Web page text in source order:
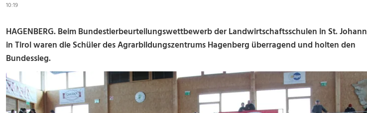
10:19
HAGENBERG. Beim Bundestierbeurteilungswettbewerb der Landwirtschaftsschulen in St. Johann
in Tirol waren die Schüler des Agrarbildungszentrums Hagenberg überragend und holten den
Bundessieg.